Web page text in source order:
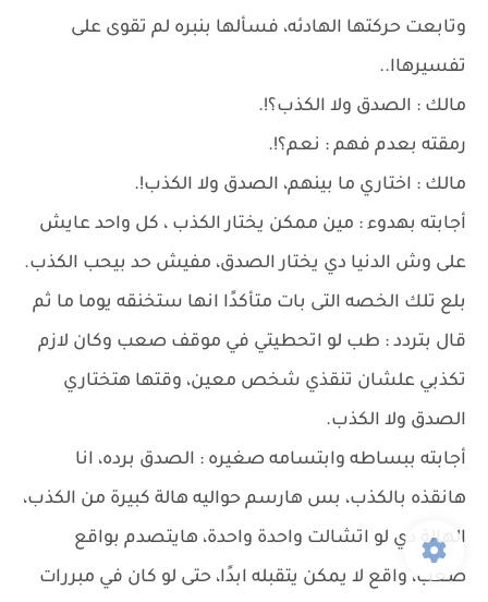
وتابعت حركتها الهادئه، فسألها بنبره لم تقوى على
تفسيرهاا..
مالك : الصدق ولا الكذب؟!.
رمقته بعدم فهم : نعم؟!.
مالك : اختاري ما بينهم، الصدق ولا الكذب!.
أجابته بهدوء : مين ممكن يختار الكذب ، كل واحد عايش
على وش الدنيا دي يختار الصدق، مفيش حد بيحب الكذب.
بلع تلك الخصه التى بات متأكدًا انها ستخنقه يوما ما ثم
قال بتردد : طب لو اتحطيتي في موقف صعب وكان لازم
تكذبي علشان تنقذي شخص معين، وقتها هتختاري
الصدق ولا الكذب.
أجابته ببساطه وابتسامه صغيره : الصدق برده، انا
هانقذه بالكذب، بس هارسم حواليه هالة كبيرة من الكذب،
الهالة دي لو اتشالت واحدة واحدة، هايتصدم بواقع
صعب، واقع لا يمكن يتقبله ابدًا، حتى لو كان في مبررات